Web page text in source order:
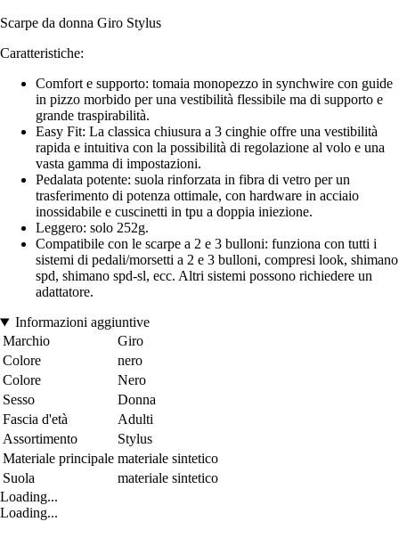
Scarpe da donna Giro Stylus
Caratteristiche:
Comfort e supporto: tomaia monopezzo in synchwire con guide
in pizzo morbido per una vestibilità flessibile ma di supporto e
grande traspirabilità.
Easy Fit: La classica chiusura a 3 cinghie offre una vestibilità
rapida e intuitiva con la possibilità di regolazione al volo e una
vasta gamma di impostazioni.
Pedalata potente: suola rinforzata in fibra di vetro per un
trasferimento di potenza ottimale, con hardware in acciaio
inossidabile e cuscinetti in tpu a doppia iniezione.
Leggero: solo 252g.
Compatibile con le scarpe a 2 e 3 bulloni: funziona con tutti i
sistemi di pedali/morsetti a 2 e 3 bulloni, compresi look, shimano
spd, shimano spd-sl, ecc. Altri sistemi possono richiedere un
adattatore.
Informazioni aggiuntive
Marchio
Giro
Colore
nero
Colore
Nero
Sesso
Donna
Fascia d'età
Adulti
Assortimento
Stylus
Materiale principale materiale sintetico
Suola
materiale sintetico
Loading...
Loading...